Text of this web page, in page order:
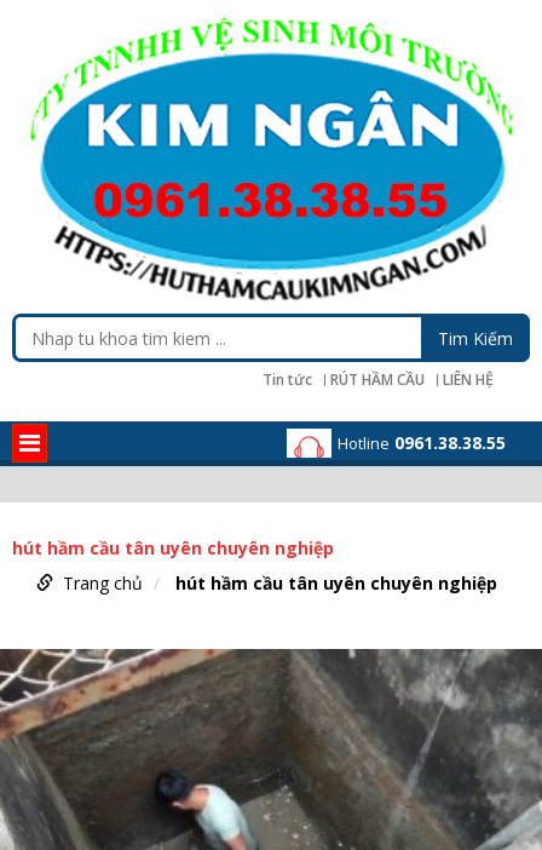
Tin tức RÚT HẦM CẦU LIÊN HỆ
Hotline 0961.38.38.55
hút hầm cầu tân uyên chuyên nghiệp
Trang chủ
hút hầm cầu tân uyên chuyên nghiệp